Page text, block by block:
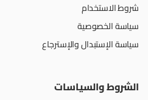
شروط الاستخدام
سياسة الخصوصية
سياسة الإستبدال والإسترجاع
الشروط والسياسات